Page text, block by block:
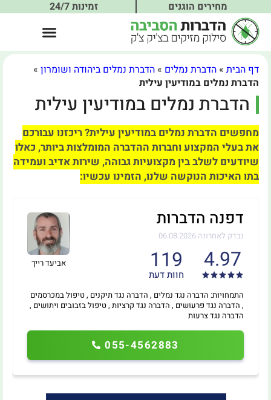
מחירים הוגנים זמינות 24/7
דף הבית »הדברת נמלים »הדברת נמלים ביהודה ושומרון »
הדברת נמלים במודיעין עילית
הדברת נמלים במודיעין עילית
מחפשים הדברת נמלים במודיעין עילית? ריכזנו עבורכם
את בעלי המקצוע וחברות ההדברה המומלצות ביותר, כאלו
שיודעים לשלב בין מקצועיות גבוהה, שירות אדיב ועמידה
בתו האיכות הנוקשה שלנו, הזמינו עכשיו:
אביעד רייך
דפנה הדברות
נבדק לאחרונה 06.08.2026
4.97
119
חוות דעת
055-4562883
התמחויות: הדברה נגד נמלים , הדברה נגד תיקנים , טיפול במכרסמים
, הדברה נגד פרעושים , הדברה נגד קרציות , טיפול בזבובים ויתושים ,
הדברה נגד צרעות